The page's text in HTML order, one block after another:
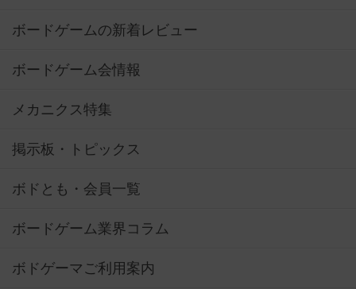
ボードゲームの新着レビュー
ボードゲーム会情報
メカニクス特集
掲示板・トピックス
ボドとも・会員一覧
ボードゲーム業界コラム
ボドゲーマご利用案内